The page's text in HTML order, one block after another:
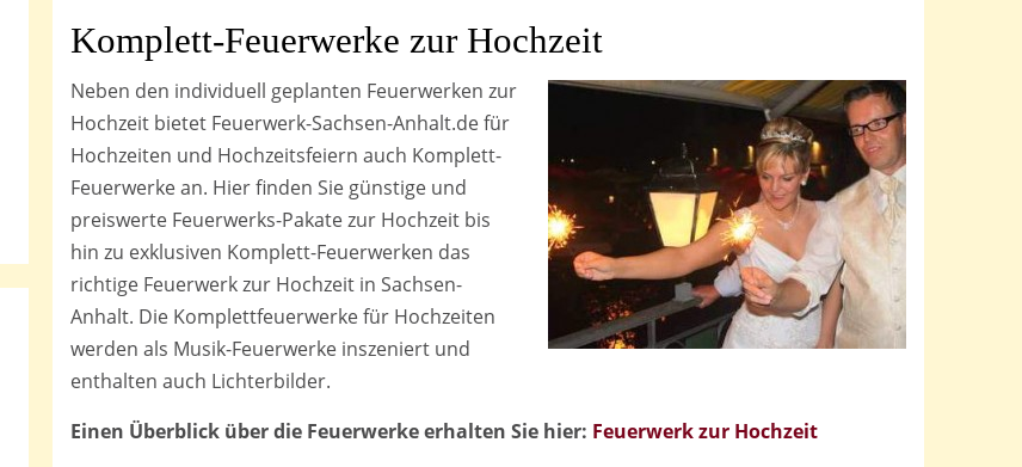
Komplett-Feuerwerke zur Hochzeit
Neben den individuell geplanten Feuerwerken zur
Hochzeit bietet Feuerwerk-Sachsen-Anhalt.de für
Hochzeiten und Hochzeitsfeiern auch Komplett-
Feuerwerke an. Hier finden Sie günstige und
preiswerte Feuerwerks-Pakate zur Hochzeit bis
hin zu exklusiven Komplett-Feuerwerken das
richtige Feuerwerk zur Hochzeit in Sachsen-
Anhalt. Die Komplettfeuerwerke für Hochzeiten
werden als Musik-Feuerwerke inszeniert und
enthalten auch Lichterbilder.
Einen Überblick über die Feuerwerke erhalten Sie hier: Feuerwerk zur Hochzeit